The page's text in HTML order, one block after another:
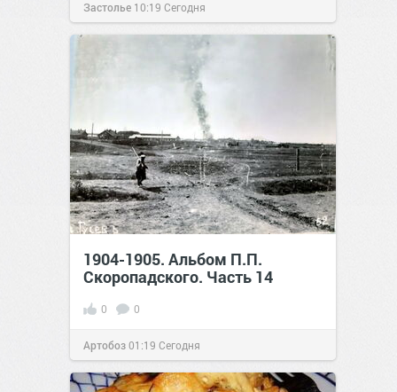
Застолье 10:19 Сегодня
1904-1905. Альбом П.П.
Скоропадского. Часть 14
0 0
Артобоз01:19 Сегодня